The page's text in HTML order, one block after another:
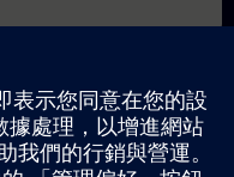
場、線上或於我們的
填寫下方的諮詢表單。此
）。提供您的聯絡資料及